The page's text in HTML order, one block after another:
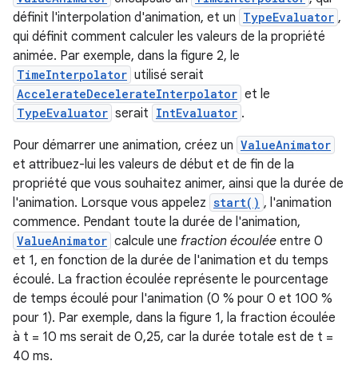
définit l'interpolation d'animation, et un TypeEvaluator ,
qui définit comment calculer les valeurs de la propriété
animée. Par exemple, dans la figure 2, le
TimeInterpolator utilisé serait
AccelerateDecelerateInterpolator et le
TypeEvaluator serait IntEvaluator .
Pour démarrer une animation, créez un ValueAnimator
et attribuez-lui les valeurs de début et de fin de la
propriété que vous souhaitez animer, ainsi que la durée de
l'animation. Lorsque vous appelez start() , l'animation
commence. Pendant toute la durée de l'animation,
ValueAnimator calcule une fraction écoulée entre 0
et 1, en fonction de la durée de l'animation et du temps
écoulé. La fraction écoulée représente le pourcentage
de temps écoulé pour l'animation (0 % pour 0 et 100 %
pour 1). Par exemple, dans la figure 1, la fraction écoulée
à t = 10 ms serait de 0,25, car la durée totale est de t =
40 ms.